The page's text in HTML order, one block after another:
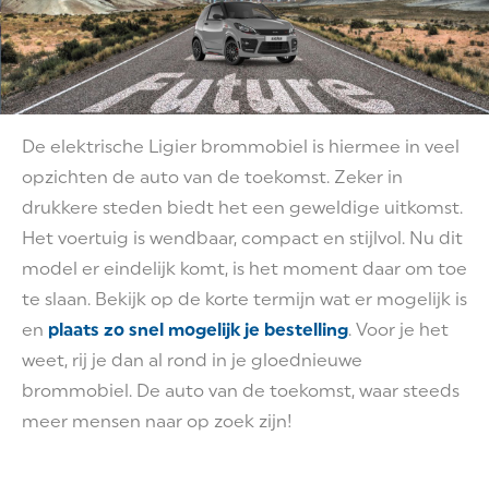
De elektrische Ligier brommobiel is hiermee in veel
opzichten de auto van de toekomst. Zeker in
drukkere steden biedt het een geweldige uitkomst.
Het voertuig is wendbaar, compact en stijlvol. Nu dit
model er eindelijk komt, is het moment daar om toe
te slaan. Bekijk op de korte termijn wat er mogelijk is
en plaats zo snel mogelijk je bestelling. Voor je het
weet, rij je dan al rond in je gloednieuwe
brommobiel. De auto van de toekomst, waar steeds
meer mensen naar op zoek zijn!